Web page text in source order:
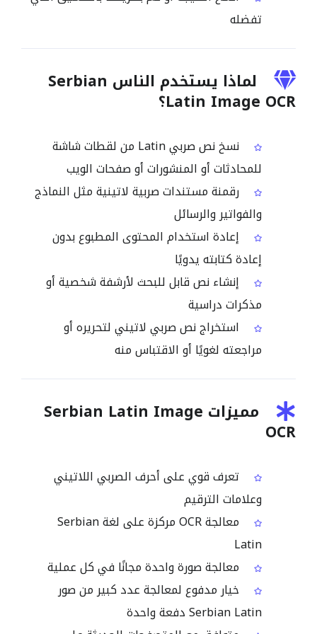
تفضله
لماذا يستخدم الناس Serbian
Latin Image OCR؟
نسخ نص صربي Latin من لقطات شاشة
للمحادثات أو المنشورات أو صفحات الويب
رقمنة مستندات صربية لاتينية مثل النماذج
والفواتير والرسائل
إعادة استخدام المحتوى المطبوع بدون
إعادة كتابته يدويًا
إنشاء نص قابل للبحث لأرشفة شخصية أو
مذكرات دراسية
استخراج نص صربي لاتيني لتحريره أو
مراجعته لغويًا أو الاقتباس منه
مميزات Serbian Latin Image
OCR
تعرف قوي على أحرف الصربي اللاتيني
وعلامات الترقيم
معالجة OCR مركزة على لغة Serbian
Latin
معالجة صورة واحدة مجانًا في كل عملية
خيار مدفوع لمعالجة عدد كبير من صور
Serbian Latin دفعة واحدة